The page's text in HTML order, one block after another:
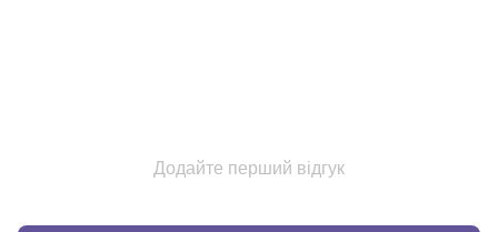
Додайте перший відгук